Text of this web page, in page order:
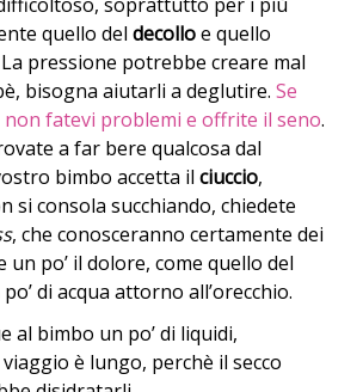
quello deldecolloe quello
La pressione potrebbe creare mal
bisogna aiutarli a deglutire.Se
fatevi problemi e offrite il seno.
a far bere qualcosa dal
bimbo accetta ilciuccio,
si consola succhiando, chiedete
, che conosceranno certamente dei
po’ il dolore, come quello del
di acqua attorno all’orecchio.
al bimbo un po’ di liquidi,
è lungo, perchè il secco